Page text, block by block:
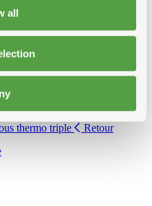
all
thermo triple
Retour